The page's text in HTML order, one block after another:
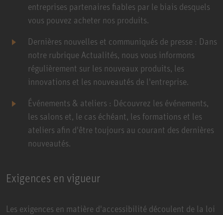
entreprises partenaires fiables par le biais desquels
vous pouvez acheter nos produits.
Dernières nouvelles et communiqués de presse : Dans
notre rubrique Actualités, nous vous informons
régulièrement sur les nouveaux produits, les
innovations et les nouveautés de l'entreprise.
Événements & ateliers : Découvrez les événements,
les salons et, le cas échéant, les formations et les
ateliers afin d'être toujours au courant des dernières
nouveautés.
Exigences en vigueur
Les exigences en matière d'accessibilité découlent de la loi